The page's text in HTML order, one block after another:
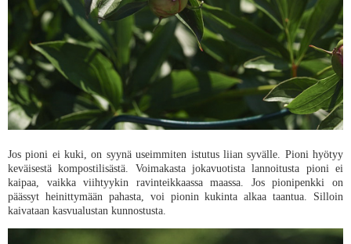
Jos pioni ei kuki, on syynä useimmiten istutus liian syvälle. Pioni hyötyy
keväisestä kompostilisästä. Voimakasta jokavuotista lannoitusta pioni ei
kaipaa, vaikka viihtyykin ravinteikkaassa maassa. Jos pionipenkki on
päässyt heinittymään pahasta, voi pionin kukinta alkaa taantua. Silloin
kaivataan kasvualustan kunnostusta.